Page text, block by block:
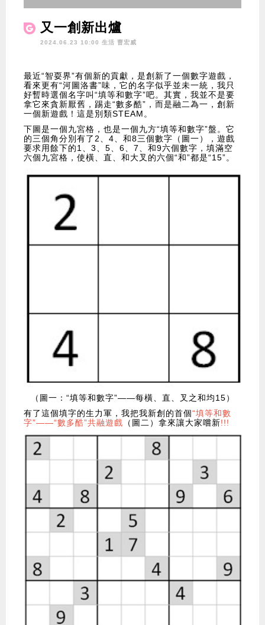
又一創新出爐
2024.06.23 10:00 生活 曹宏威
最近“智耍界”有個新的貢獻，是創新了一個數字遊戲，
看來更有“河圖洛書”味，它的名字似乎並未一統，我只
好暫時選個名字叫“填等和數字”吧。其實，我並不是要
拿它來貪新厭舊，踢走“數多酷”，而是融二為一，創新
一個新遊戲！這是別類STEAM。
下圖是一個九宮格，也是一個九方“填等和數字”盤。它
的三個角分別有了2、4、和8三個數字（圖一），遊戲
要求用餘下的1、3、5、6、7、和9六個數字，填滿空
六個九宮格，使橫、直、和大叉的六個“和”都是“15”。
（圖一：“填等和數字”——每橫、直、叉之和均15）
有了這個填字的生力軍，我把我新創的首個“填等和數
字”——“數多酷”共融遊戲 （圖二）拿來讓大家嚐新!!!